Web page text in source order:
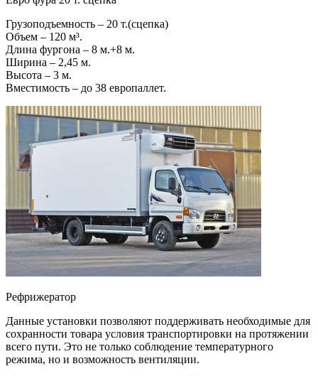
Грузоподъемность – 20 т.(сцепка)
Объем – 120 м³.
Длина фургона – 8 м.+8 м.
Ширина – 2,45 м.
Высота – 3 м.
Вместимость – до 38 европаллет.
Рефрижератор
Данные установки позволяют поддерживать необходимые для
сохранности товара условия транспортировки на протяжении
всего пути. Это не только соблюдение температурного
режима, но и возможность вентиляции.